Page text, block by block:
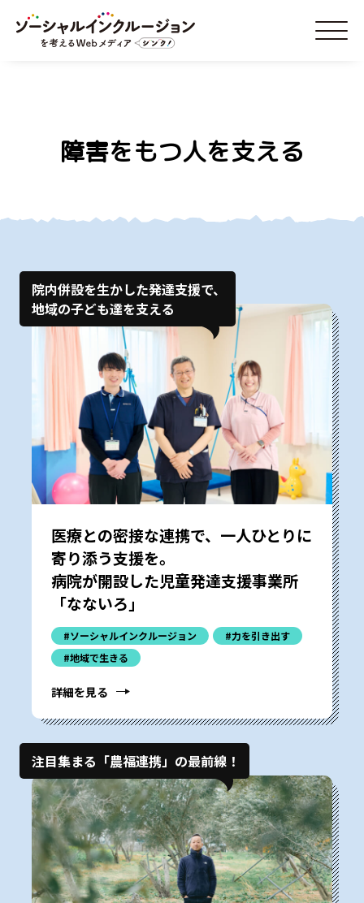
障害をもつ人を支える
院内併設を生かした発達支援で、
地域の子ども達を支える
医療との密接な連携で、一人ひとりに
寄り添う支援を。
病院が開設した児童発達支援事業所
「なないろ」
#ソーシャルインクルージョン
#力を引き出す
#地域で生きる
詳細を見る
注目集まる「農福連携」の最前線！